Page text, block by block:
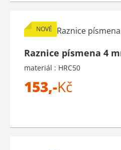
NOVÉ
Raznice písmena 4
materiál : HRC50
153,-Kč